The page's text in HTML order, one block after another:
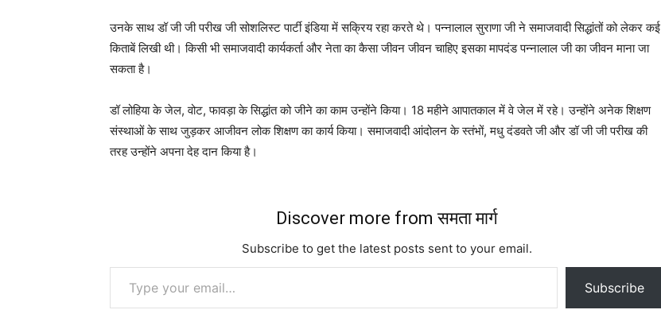
उनके साथ डॉ जी जी परीख जी सोशलिस्ट पार्टी इंडिया में सक्रिय रहा करते थे। पन्नालाल सुराणा जी ने समाजवादी सिद्धांतों को लेकर कई
किताबें लिखी थी। किसी भी समाजवादी कार्यकर्ता और नेता का कैसा जीवन जीवन चाहिए इसका मापदंड पन्नालाल जी का जीवन माना जा
सकता है।
डॉ लोहिया के जेल, वोट, फावड़ा के सिद्धांत को जीने का काम उन्होंने किया। 18 महीने आपातकाल में वे जेल में रहे। उन्होंने अनेक शिक्षण
संस्थाओं के साथ जुड़कर आजीवन लोक शिक्षण का कार्य किया। समाजवादी आंदोलन के स्तंभों, मधु दंडवते जी और डॉ जी जी परीख की
तरह उन्होंने अपना देह दान किया है।
Discover more from समता मार्ग
Subscribe to get the latest posts sent to your email.
Type your email…
Subscribe